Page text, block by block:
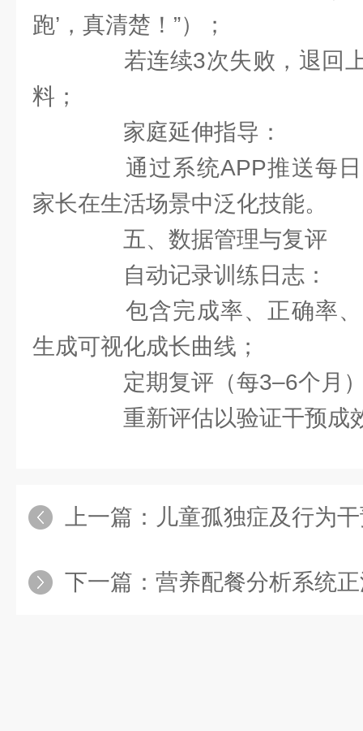
跑’，真清楚！”）；
若连续3次失败，退回上
料；
家庭延伸指导：
通过系统APP推送每日
家长在生活场景中泛化技能。
五、数据管理与复评
自动记录训练日志：
包含完成率、正确率、
生成可视化成长曲线；
定期复评（每3–6个月
重新评估以验证干预成
上一篇： 儿童孤独症及行为干预
下一篇： 营养配餐分析系统